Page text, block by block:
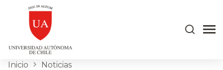
Inicio Noticias